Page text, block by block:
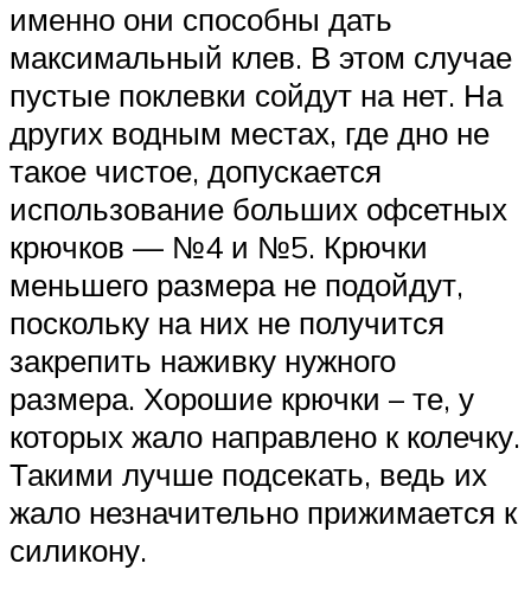
именно они способны дать
максимальный клев. В этом случае
пустые поклевки сойдут на нет. На
других водным местах, где дно не
такое чистое, допускается
использование больших офсетных
крючков — №4 и №5. Крючки
меньшего размера не подойдут,
поскольку на них не получится
закрепить наживку нужного
размера. Хорошие крючки – те, у
которых жало направлено к колечку.
Такими лучше подсекать, ведь их
жало незначительно прижимается к
силикону.